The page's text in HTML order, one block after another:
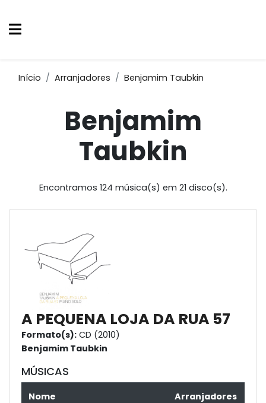
Início Arranjadores Benjamim Taubkin
Benjamim
Taubkin
Encontramos 124 música(s) em 21 disco(s).
A PEQUENA LOJA DA RUA 57
Formato(s): CD (2010)
Benjamim Taubkin
MÚSICAS
Nome Arranjadores